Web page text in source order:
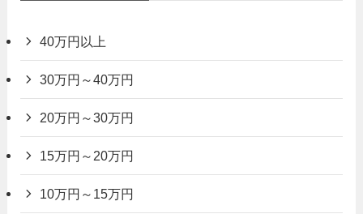
40万円以上
30万円～40万円
20万円～30万円
15万円～20万円
10万円～15万円